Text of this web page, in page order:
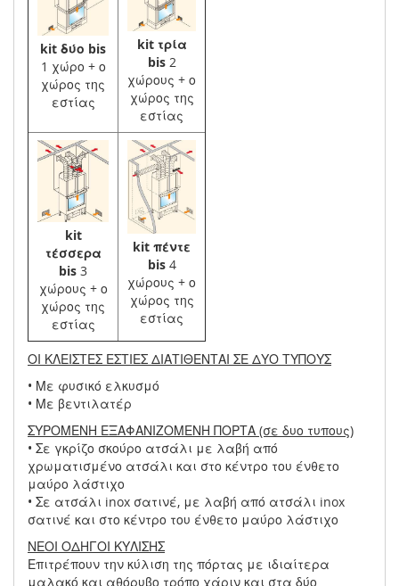
kit δύο bis
1 χώρο + ο
χώρος της
εστίας
kit τρία
bis2
χώρους + ο
χώρος της
εστίας
kit
τέσσερα
bis 3
χώρους + ο
χώρος της
εστίας
kit πέντε
bis4
χώρους + ο
χώρος της
εστίας
ΟΙ ΚΛΕΙΣΤΕΣ ΕΣΤΙΕΣ ΔΙΑΤΙΘΕΝΤΑΙ ΣΕ ΔΥΟ ΤΥΠΟΥΣ
• Με φυσικό ελκυσμό
• Με βεντιλατέρ
ΣΥΡΟΜΕΝΗ ΕΞΑΦΑΝΙΖΟΜΕΝΗ ΠΟΡΤΑ (σε δυο τυπους)
• Σε γκρίζο σκούρο ατσάλι με λαβή από
χρωματισμένο ατσάλι και στο κέντρο του ένθετο
μαύρο λάστιχο
• Σε ατσάλι inox σατινέ, με λαβή από ατσάλι inox
σατινέ και στο κέντρο του ένθετο μαύρο λάστιχο
ΝΕΟΙ ΟΔΗΓΟΙ ΚΥΛΙΣΗΣ
Επιτρέπουν την κύλιση της πόρτας με ιδιαίτερα
μαλακό και αθόρυβο τρόπο χάριν και στα δύο